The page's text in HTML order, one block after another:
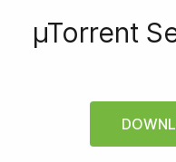
µTorrent